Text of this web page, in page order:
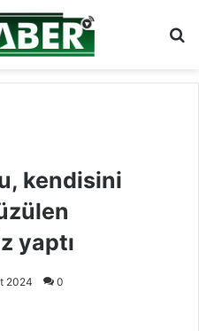
kendisini
yaptı
2024 0